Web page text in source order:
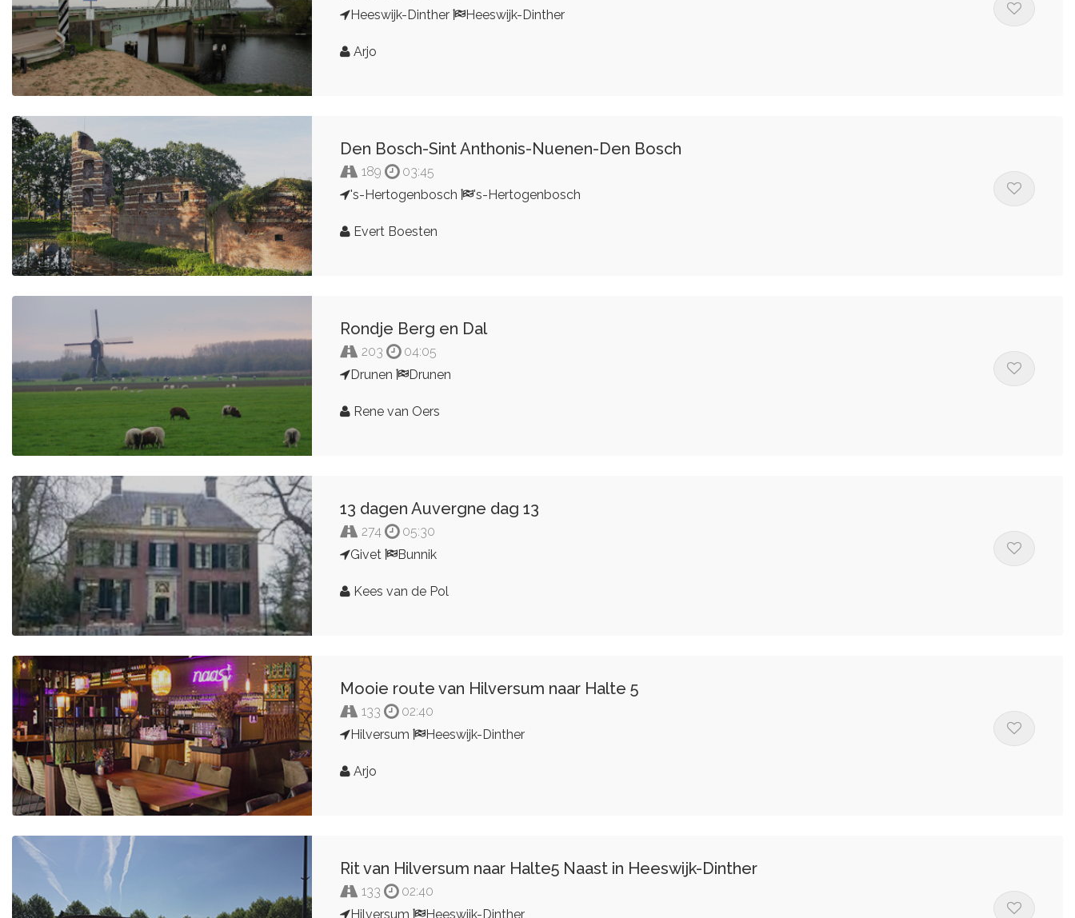
Heeswijk-Dinther
Heeswijk-Dinther
Arjo
Den Bosch-Sint Anthonis-Nuenen-Den Bosch
189
03:45
's-Hertogenbosch
's-Hertogenbosch
Evert Boesten
Rondje Berg en Dal
203
04:05
Drunen
Drunen
Rene van Oers
13 dagen Auvergne dag 13
274
05:30
Givet
Bunnik
Kees van de Pol
Mooie route van Hilversum naar Halte 5
133
02:40
Hilversum
Heeswijk-Dinther
Arjo
Rit van Hilversum naar Halte5 Naast in Heeswijk-Dinther
133
02:40
Hilversum
Heeswijk-Dinther